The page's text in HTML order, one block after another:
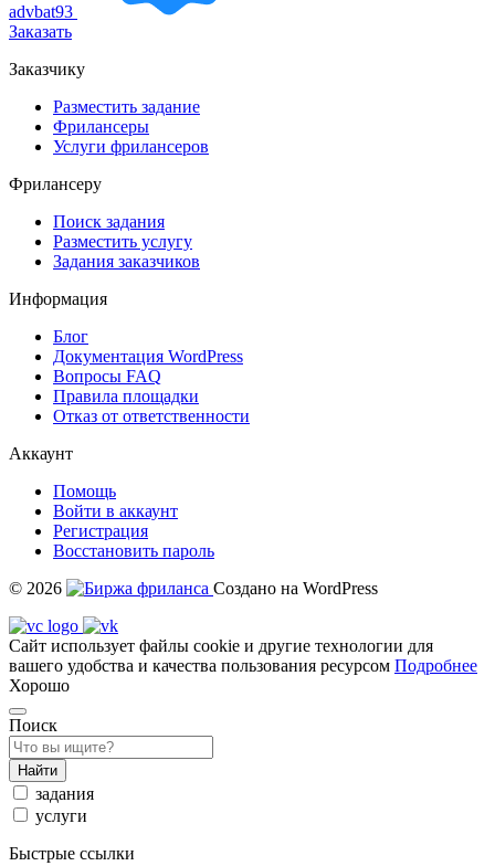
advbat93
Заказать
Заказчику
Разместить задание
Фрилансеры
Услуги фрилансеров
Фрилансеру
Поиск задания
Разместить услугу
Задания заказчиков
Информация
Блог
Документация WordPress
Вопросы FAQ
Правила площадки
Отказ от ответственности
Аккаунт
Помощь
Войти в аккаунт
Регистрация
Восстановить пароль
© 2026
Создано на WordPress
Сайт использует файлы cookie и другие технологии для
вашего удобства и качества пользования ресурсом Подробнее
Хорошо
Поиск
Найти
задания
услуги
Быстрые ссылки